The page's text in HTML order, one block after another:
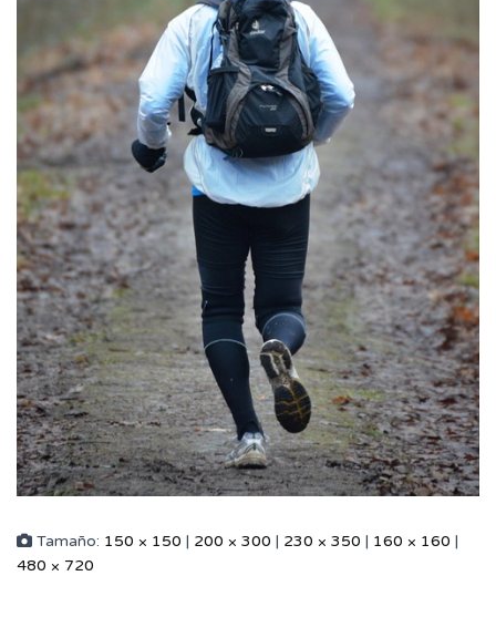
Tamaño: 150 × 150 | 200 × 300 | 230 × 350 | 160 × 160 |
480 × 720